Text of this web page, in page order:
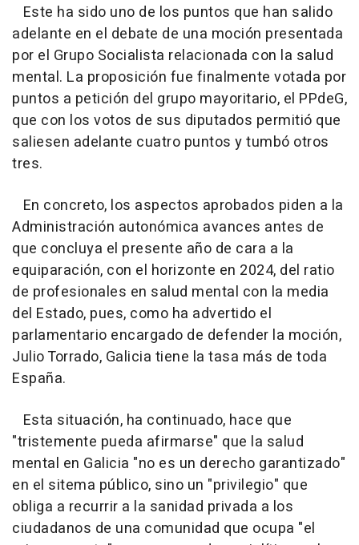
Este ha sido uno de los puntos que han salido
adelante en el debate de una moción presentada
por el Grupo Socialista relacionada con la salud
mental. La proposición fue finalmente votada por
puntos a petición del grupo mayoritario, el PPdeG,
que con los votos de sus diputados permitió que
saliesen adelante cuatro puntos y tumbó otros
tres.
En concreto, los aspectos aprobados piden a la
Administración autonómica avances antes de
que concluya el presente año de cara a la
equiparación, con el horizonte en 2024, del ratio
de profesionales en salud mental con la media
del Estado, pues, como ha advertido el
parlamentario encargado de defender la moción,
Julio Torrado, Galicia tiene la tasa más de toda
España.
Esta situación, ha continuado, hace que
"tristemente pueda afirmarse" que la salud
mental en Galicia "no es un derecho garantizado"
en el sitema público, sino un "privilegio" que
obliga a recurrir a la sanidad privada a los
ciudadanos de una comunidad que ocupa "el